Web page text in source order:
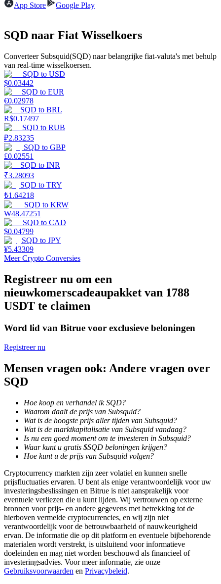
Macht varkentje
Verdien dagelijks competitieve beloningen
Uitzetten
Hoog rendement en directe toegang
Launchpool
Flexibel staken om populaire tokens te verdienen.
Exclusieve beleggingen voor BTR-houders
Leningen
Door crypto ondersteunde leenservice
App Store
Google Play
SQD naar Fiat Wisselkoers
Converteer Subsquid(SQD) naar belangrijke fiat-valuta's met behulp
van real-time wisselkoersen.
SQD to USD
$0.03442
SQD to EUR
€0.02978
SQD to BRL
R$0.17497
SQD to RUB
₽2.83235
SQD to GBP
£0.02551
SQD to INR
₹3.28093
SQD to TRY
₺1.64218
SQD to KRW
₩48.47251
SQD to CAD
$0.04799
SQD to JPY
¥5.43309
Meer Crypto Conversies
Registreer nu om een
nieuwkomerscadeaupakket van 1788
USDT te claimen
Word lid van Bitrue voor exclusieve beloningen
Registreer nu
Mensen vragen ook: Andere vragen over
SQD
Hoe koop en verhandel ik SQD?
Waarom daalt de prijs van Subsquid?
Wat is de hoogste prijs aller tijden van Subsquid?
Wat is de marktkapitalisatie van Subsquid vandaag?
Is nu een goed moment om te investeren in Subsquid?
Waar kunt u gratis $SQD beloningen krijgen?
Hoe kunt u de prijs van Subsquid volgen?
Cryptocurrency markten zijn zeer volatiel en kunnen snelle
prijsfluctuaties ervaren. U bent als enige verantwoordelijk voor uw
investeringsbeslissingen en Bitrue is niet aansprakelijk voor
eventuele verliezen die u kunt lijden. Wij vertrouwen op externe
bronnen voor prijs- en andere gegevens met betrekking tot de
hierboven vermelde cryptocurrencies, en wij zijn niet
verantwoordelijk voor de betrouwbaarheid of nauwkeurigheid
ervan. De informatie die op dit platform en eventuele bijbehorende
materialen wordt verstrekt, is uitsluitend voor informatieve
doeleinden en mag niet worden beschouwd als financieel of
investeringsadvies. Voor meer informatie, zie onze
Gebruiksvoorwaarden en Privacybeleid.